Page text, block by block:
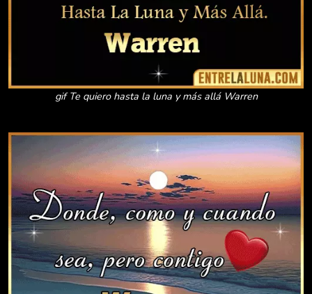
gif Te quiero hasta la luna y más allá Warren